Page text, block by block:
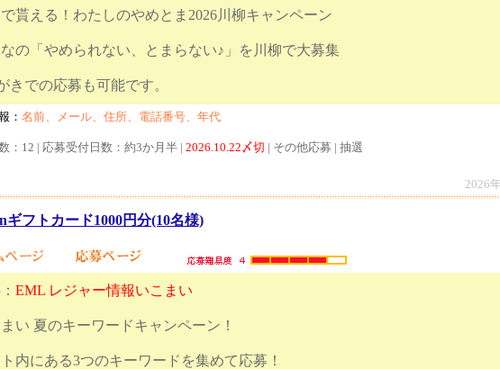
貰える！わたしのやめとま2026川柳キャンペーン
の「やめられない、とまらない♪」を川柳で大募集
がきでの応募も可能です。
： 名前、メール、住所、電話番号、年代
：12 | 応募受付日数：約3か月半 | 2026.10.22〆切 | その他応募 | 抽選
2026
ギフトカード1000円分(10名様)
EML レジャー情報いこまい
い 夏のキーワードキャンペーン！
内にある3つのキーワードを集めて応募！